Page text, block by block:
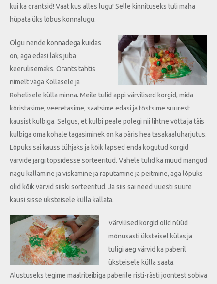
kui ka orantsid! Vaat kus alles lugu! Selle kinnituseks tuli maha
hüpata üks lõbus konnalugu.
Olgu nende konnadega kuidas
on, aga edasi läks juba
keerulisemaks. Orants tahtis
nimelt väga Kollasele ja
Rohelisele külla minna. Meile tulid appi värvilised korgid, mida
kõristasime, veeretasime, saatsime edasi ja tõstsime suurest
kausist kulbiga. Selgus, et kulbi peale polegi nii lihtne võtta ja täis
kulbiga oma kohale tagasiminek on ka päris hea tasakaaluharjutus.
Lõpuks sai kauss tühjaks ja kõik lapsed enda kogutud korgid
värvide järgi topsidesse sorteeritud. Vahele tulid ka muud mängud
nagu kallamine ja viskamine ja raputamine ja peitmine, aga lõpuks
olid kõik värvid siiski sorteeritud. Ja siis sai need uuesti suure
kausi sisse üksteisele külla kallata.
Värvilised korgid olid nüüd
mõnusasti üksteisel külas ja
tuligi aeg värvid ka paberil
üksteisele külla saata.
Alustuseks tegime maalriteibiga paberile risti-rästi joontest sobiva